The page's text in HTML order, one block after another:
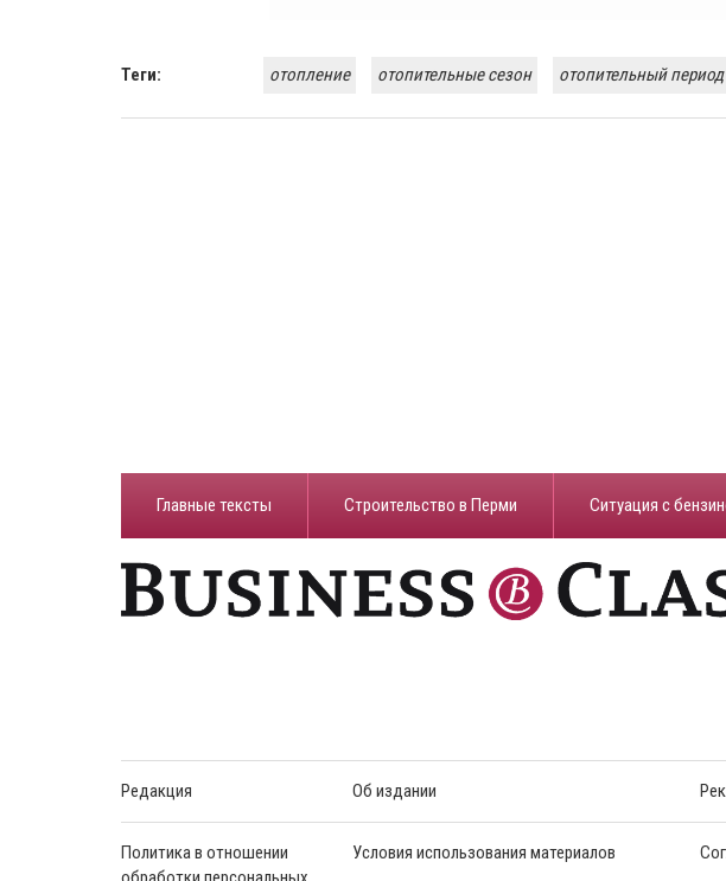
Теги: отопление отопительные сезон отопительный период
Главные тексты Строительство в Перми ​Ситуация с
Редакция Об издании
Политика в отношении
Условия использования материалов